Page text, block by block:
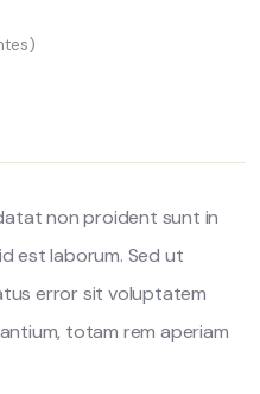
non proident sunt in
est laborum. Sed ut
error sit voluptatem
totam rem aperiam